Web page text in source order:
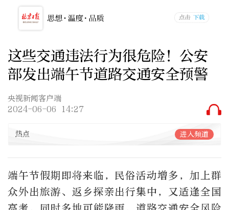
这些交通违法行为很危险！公安
部发出端午节道路交通安全预警
央视新闻客户端
2024-06-06 14:27
热点 进入频道
端午节假期即将来临，民俗活动增多，加上群
众外出旅游、返乡探亲出行集中，又适逢全国